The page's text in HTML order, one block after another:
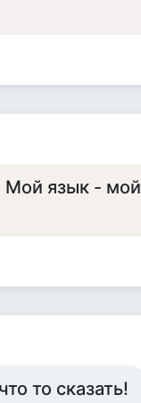
Мой язык - мой
то сказать!